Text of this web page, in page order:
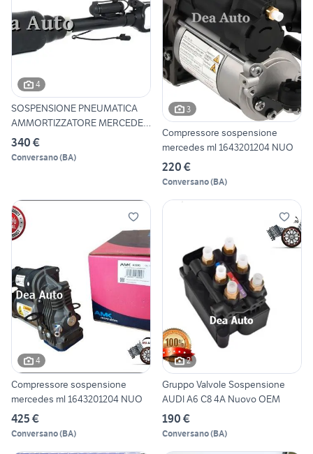
4
SOSPENSIONE PNEUMATICA
AMMORTIZZATORE MERCEDES
ML
340 €
Conversano(BA)
3
Compressore sospensione
mercedes ml 1643201204 NUO
220 €
Conversano(BA)
4
Compressore sospensione
mercedes ml 1643201204 NUO
425 €
Conversano(BA)
2
Gruppo Valvole Sospensione
AUDI A6 C8 4A Nuovo OEM
190 €
Conversano(BA)